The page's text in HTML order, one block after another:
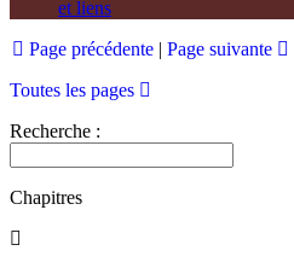
et liens
Page précédente | Page suivante
Toutes les pages
Recherche :
Chapitres